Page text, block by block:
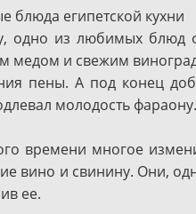
блюда египетской кухни
одно из любимых блюд
медом и свежим
пены. А под конец
молодость фараону.
времени многое
вино и свинину. Они,
ее.